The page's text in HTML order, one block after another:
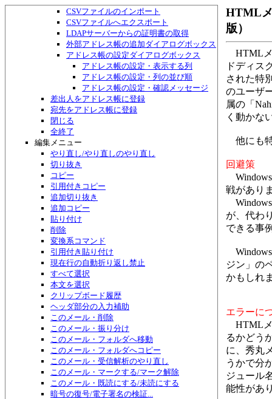
CSVファイルのインポート
CSVファイルへエクスポート
LDAPサーバーからの証明書の取得
外部アドレス帳の追加ダイアログボックス
アドレス帳の設定ダイアログボックス
アドレス帳の設定・表示する列
アドレス帳の設定・列の並び順
アドレス帳の設定・確認メッセージ
差出人をアドレス帳に登録
宛先をアドレス帳に登録
閉じる
全終了
編集メニュー
やり直し/やり直しのやり直し
切り抜き
コピー
引用付きコピー
追加切り抜き
追加コピー
貼り付け
削除
変換系コマンド
引用付き貼り付け
現在行の自動折り返し禁止
すべて選択
本文を選択
クリップボード履歴
ヘッダ部分の入力補助
このメール・削除
このメール・振り分け
このメール・フォルダへ移動
このメール・フォルダへコピー
このメール・受信解析のやり直し
このメール・マークする/マーク解除
このメール・既読にする/未読にする
暗号の復号/電子署名の検証...
HTML
版）
HTMLメ
ドディス
された特
のユーザ
属の「
く動かな
他にも
回避策
戦があり
が、代わ
できる事
ジン」の
かもしれ
エラーに
HTMLメ
るかどう
に、秀丸
うかで分
ジュール
能性があ